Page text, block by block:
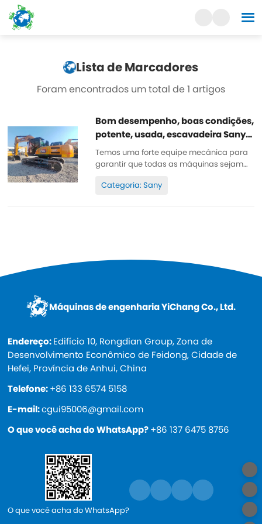
Lista de Marcadores
Foram encontrados um total de 1 artigos
Bom desempenho, boas condições,
potente, usada, escavadeira Sany
365H
Temos uma forte equipe mecânica para
garantir que todas as máquinas sejam
100% original. Todas as peças são bem
Categoria: Sany
Máquinas de engenharia YiChang Co., Ltd.
Endereço:Edifício 10, Rongdian Group, Zona de
Desenvolvimento Econômico de Feidong, Cidade de
Hefei, Província de Anhui, China
Telefone:+86 133 6574 5158
E-mail:cgui95006@gmail.com
O que você acha do WhatsApp?+86 137 6475 8756
O que você acha do WhatsApp?